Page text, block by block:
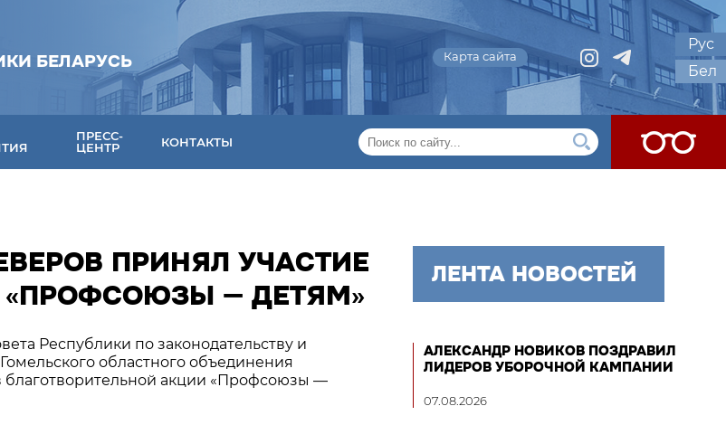
БЕЛАРУСЬ Карта сайта
Рус
Бел
ПРЕСС-
ЦЕНТР
КОНТАКТЫ
ПРИНЯЛ УЧАСТИЕ
«ПРОФСОЮЗЫ — ДЕТЯМ»
Республики по законодательству и
областного объединения
акции «Профсоюзы —
ЛЕНТА НОВОСТЕЙ
АЛЕКСАНДР НОВИКОВ ПОЗДРАВИЛ
ЛИДЕРОВ УБОРОЧНОЙ КАМПАНИИ
07.08.2026